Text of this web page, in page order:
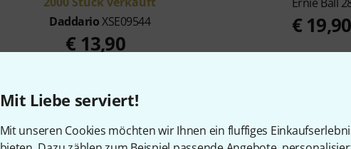
Mit Liebe serviert!
Mit unseren Cookies möchten wir Ihnen ein fluffiges
DaddarioXSE09544
€ 13,90
€ 19,90